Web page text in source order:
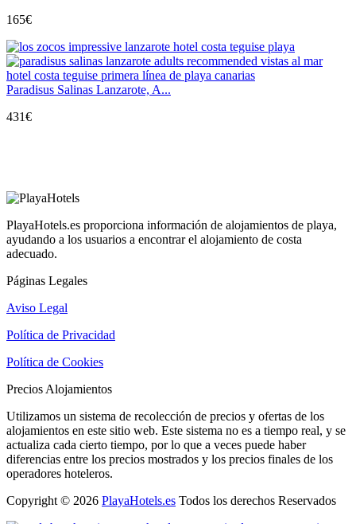
165€
Paradisus Salinas Lanzarote, A...
431€
PlayaHotels.es proporciona información de alojamientos de playa,
ayudando a los usuarios a encontrar el alojamiento de costa
adecuado.
Páginas Legales
Aviso Legal
Política de Privacidad
Política de Cookies
Precios Alojamientos
Utilizamos un sistema de recolección de precios y ofertas de los
alojamientos en este sitio web. Este sistema no es a tiempo real, y se
actualiza cada cierto tiempo, por lo que a veces puede haber
diferencias entre los precios mostrados y los precios finales de los
operadores hoteleros.
Copyright © 2026 PlayaHotels.es Todos los derechos Reservados